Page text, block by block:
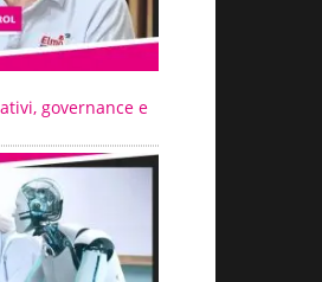
governance e